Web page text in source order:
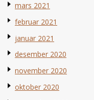
mars 2021
februar 2021
januar 2021
desember 2020
november 2020
oktober 2020